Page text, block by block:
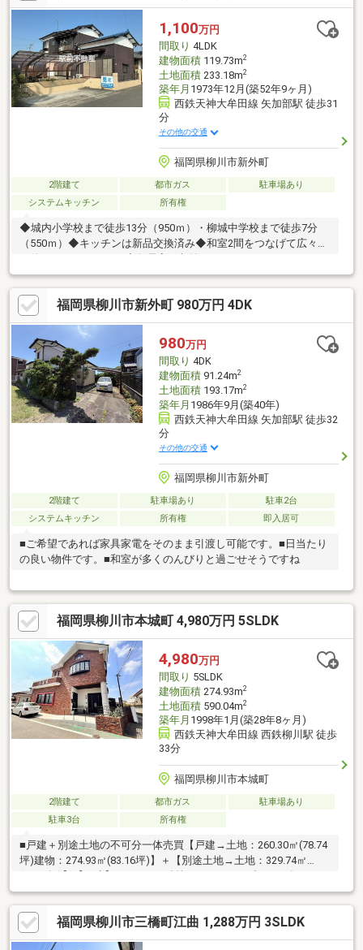
に専任のスタッフがしっかりサポートさせて頂きます！
1,100万円
間取り 4LDK
建物面積119.73m2
土地面積233.18m2
築年月 1973年12月(築52年9ヶ月)
西鉄天神大牟田線 矢加部駅 徒歩31
分
その他の交通
福岡県柳川市新外町
2階建て 都市ガス
駐車場あり
システムキッチン
所有権
◆城内小学校まで徒歩13分（950ｍ）・柳城中学校まで徒歩7分
（550ｍ）◆キッチンは新品交換済み◆和室2間をつなげて広々と
福岡県柳川市新外町 980万円 4DK
980万円
間取り 4DK
建物面積91.24m2
土地面積193.17m2
築年月 1986年9月(築40年)
西鉄天神大牟田線 矢加部駅 徒歩32
分
その他の交通
福岡県柳川市新外町
2階建て 駐車場あり
駐車2台
システムキッチン
所有権 即入居可
■ご希望であれば家具家電をそのまま引渡し可能です。■日当たり
の良い物件です。■和室が多くのんびりと過ごせそうですね
福岡県柳川市本城町 4,980万円 5SLDK
4,980万円
間取り 5SLDK
建物面積274.93m2
土地面積590.04m2
築年月 1998年1月(築28年8ヶ月)
西鉄天神大牟田線 西鉄柳川駅 徒歩
33分
福岡県柳川市本城町
2階建て 都市ガス
駐車場あり
駐車3台
所有権
■戸建＋別途土地の不可分一体売買【戸建→土地：260.30㎡(78.74
坪)建物：274.93㎡(83.16坪)】＋【別途土地→土地：329.74㎡
風呂リフォーム済（ユニットバス交換）【別途土地】■現況更地
で車庫、倉庫有り／複数台駐車可能（車種による）
福岡県柳川市三橋町江曲 1,288万円 3SLDK